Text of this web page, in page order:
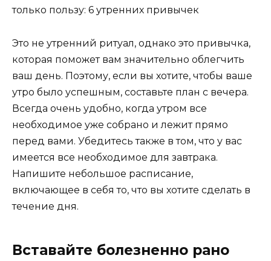
Это не утренний ритуал, однако это привычка,
которая поможет вам значительно облегчить
ваш день. Поэтому, если вы хотите, чтобы ваше
утро было успешным, составьте план с вечера.
Всегда очень удобно, когда утром все
необходимое уже собрано и лежит прямо
перед вами. Убедитесь также в том, что у вас
имеется все необходимое для завтрака.
Напишите небольшое расписание,
включающее в себя то, что вы хотите сделать в
течение дня.
Вставайте болезненно рано